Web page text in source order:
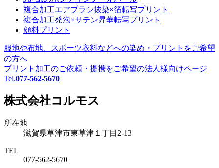
複合加工エアブラシ抜染×箔転写プリント
複合加工発泡×サテン昇華転写プリント
顔料プリント
服地や布地、スポーツ衣料などへの染め・プリントをご希望
の方へ
プリント加工のご依頼・提携をご希望の法人様向けページ
Tel.077-562-5670
株式会社コルモス
所在地
滋賀県草津市東草津１丁目2-13
TEL
077-562-5670